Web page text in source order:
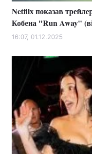
Netflix показав
Кобена "Run Away"
16:07, 01.12.2025